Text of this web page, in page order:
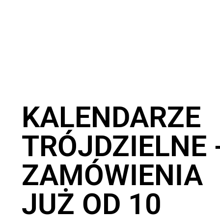
KALENDARZE
TRÓJDZIELNE
ZAMÓWIENIA
JUŻ OD 10